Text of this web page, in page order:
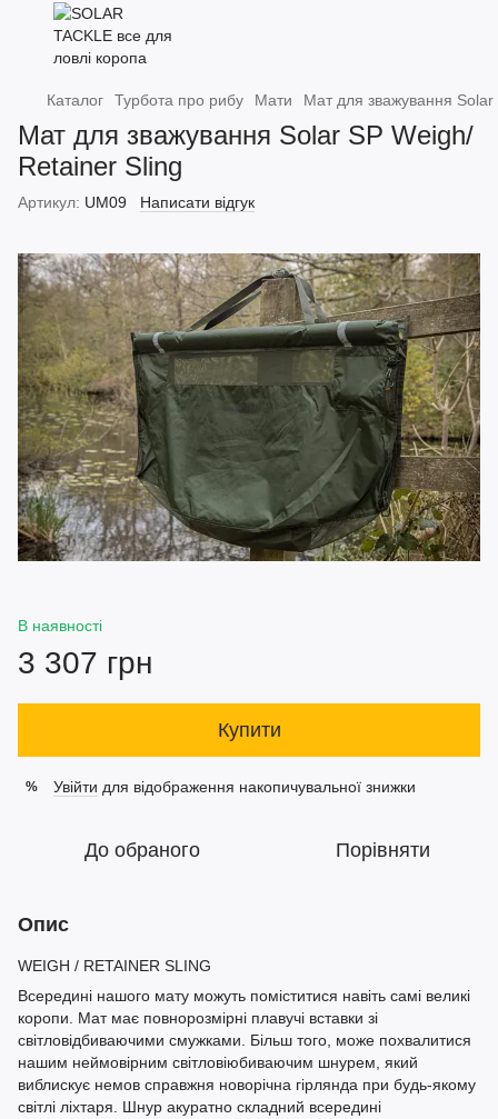
Каталог Турбота про рибу Мати Мат для зважування
Мат для зважування Solar SP Weigh/
Retainer Sling
Артикул: UM09 Написати відгук
В наявності
3 307 грн
Купити
% Увійти для відображення накопичувальної знижки
До обраного Порівняти
Опис
WEIGH / RETAINER SLING
Всередині нашого мату можуть поміститися навіть самі великі
коропи. Мат має повнорозмірні плавучі вставки зі
світловідбиваючими смужками. Більш того, може похвалитися
нашим неймовірним світловіюбиваючим шнурем, який
виблискує немов справжня новорічна гірлянда при будь-якому
світлі ліхтаря. Шнур акуратно складний всередині